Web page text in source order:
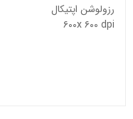
رزولوشن اپتیکال
۶۰۰x ۶۰۰ dpi